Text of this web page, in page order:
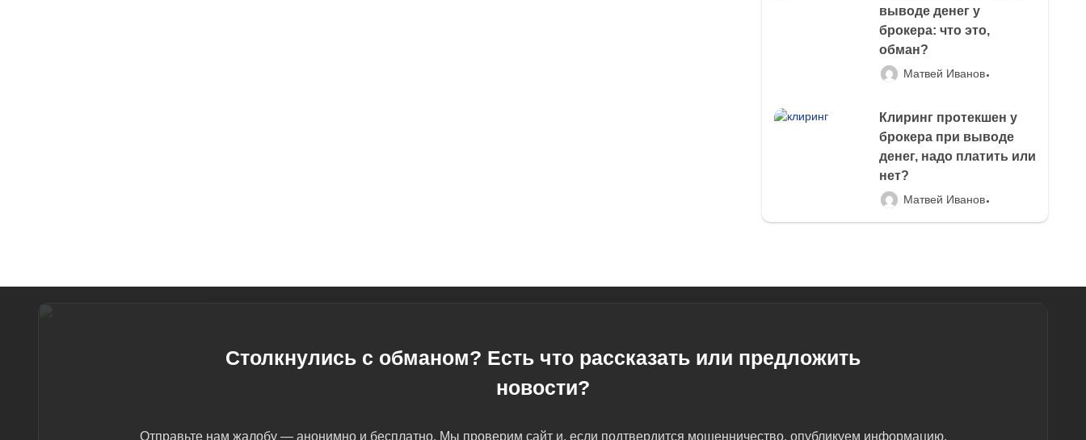
выводе денег у
брокера: что это,
обман?
Матвей Иванов
Клиринг протекшен у
брокера при выводе
денег, надо платить или
нет?
Матвей Иванов
Столкнулись с обманом? Есть что рассказать или предложить
новости?
Отправьте нам жалобу — анонимно и бесплатно. Мы проверим сайт и, если подтвердится мошенничество, опубликуем информацию.